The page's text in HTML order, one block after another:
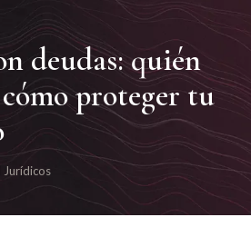
deudas: quién
proteger tu
Jurídicos